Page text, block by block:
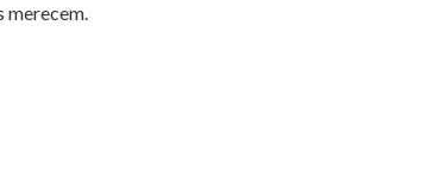
merecem.